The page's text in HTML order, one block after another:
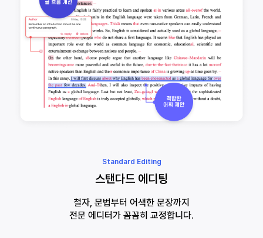
Standard Editing
스탠다드 에디팅
철자, 문법부터 어색한 문장까지
전문 에디터가 꼼꼼히 교정합니다.